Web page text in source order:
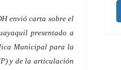
envió carta sobre el
presentado a
Municipal para la
y de la articulación